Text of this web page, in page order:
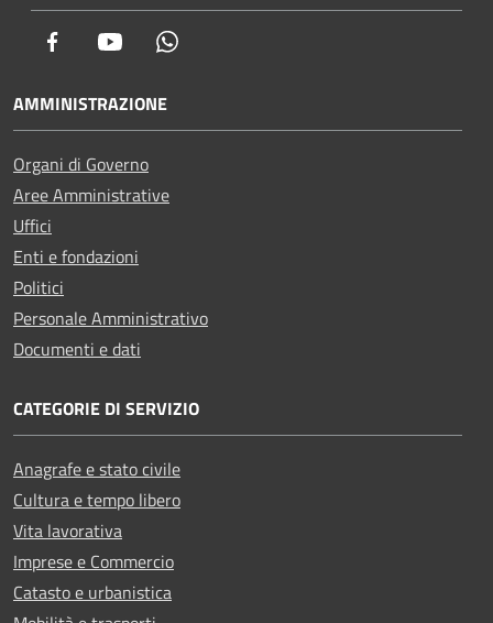
Facebook Youtube
AMMINISTRAZIONE
Organi di Governo
Aree Amministrative
Uffici
Enti e fondazioni
Politici
Personale Amministrativo
Documenti e dati
CATEGORIE DI SERVIZIO
Anagrafe e stato civile
Cultura e tempo libero
Vita lavorativa
Imprese e Commercio
Catasto e urbanistica